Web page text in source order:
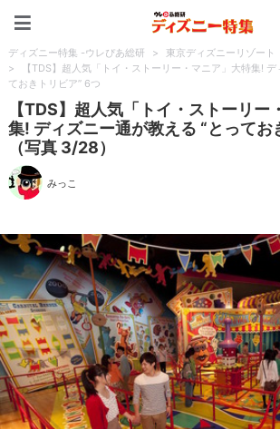
ディズニー特集 -ウレぴあ総研 > 東京ディズニーリゾート
>
【TDS】超人気「トイ・ストーリー・マニア」大特集!
ておきトリビア” 6つ
【TDS】超人気「トイ・ストーリー
集! ディズニー通が教える “とってお
（写真 3/28）
みっこ